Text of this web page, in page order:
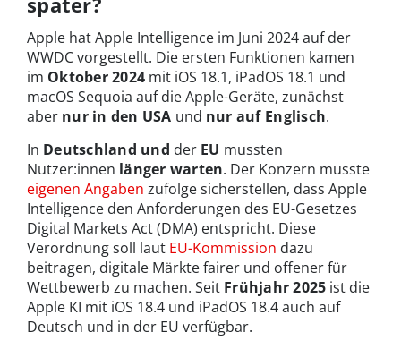
Apple hat Apple Intelligence im Juni 2024 auf der
WWDC vorgestellt. Die ersten Funktionen kamen
im Oktober 2024 mit iOS 18.1, iPadOS 18.1 und
macOS Sequoia auf die Apple-Geräte, zunächst
aber nur in den USA und nur auf Englisch.
In Deutschland und der EU mussten
Nutzer:innen länger warten. Der Konzern musste
eigenen Angaben zufolge sicherstellen, dass Apple
Intelligence den Anforderungen des EU-Gesetzes
Digital Markets Act (DMA) entspricht. Diese
Verordnung soll laut EU-Kommission dazu
beitragen, digitale Märkte fairer und offener für
Wettbewerb zu machen. Seit Frühjahr 2025 ist die
Apple KI mit iOS 18.4 und iPadOS 18.4 auch auf
Deutsch und in der EU verfügbar.